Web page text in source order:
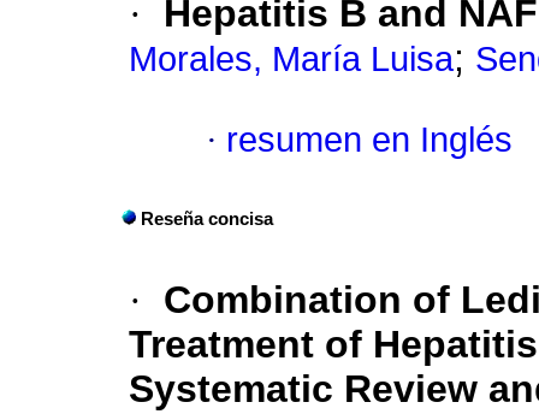
· Hepatitis B and
Morales, María Luisa;
· resumen en Inglés
Reseña concisa
·
Combination of
Treatment of
Systematic Review